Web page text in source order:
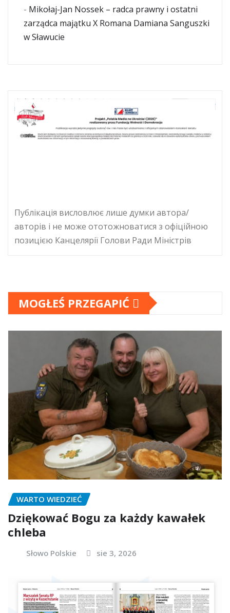
- Mikołaj-Jan Nossek – radca prawny i ostatni
zarządca majątku X Romana Damiana Sanguszki
w Sławucie
Публікація висловлює лише думки автора/
авторів і не може ототожноватися з офіційною
позицією Канцелярії Голови Ради Міністрів
MOGŁEŚ PRZEGAPIĆ
WARTO WIEDZIEĆ
Dziękować Bogu za każdy kawałek
chleba
Słowo Polskie sie 3, 2026